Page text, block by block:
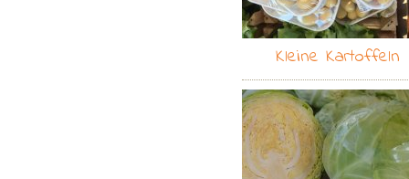
Kleine Kartoffeln